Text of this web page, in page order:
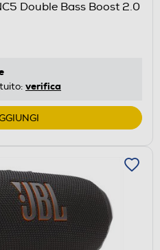
Double Bass Boost 2.0
verifica